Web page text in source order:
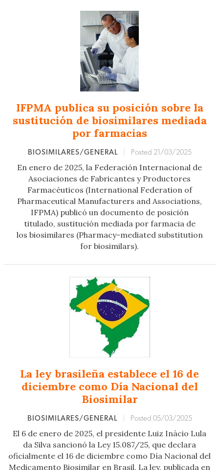
IFPMA publica su posición sobre la
sustitución de biosimilares mediada
por farmacias
BIOSIMILARES/GENERAL Posted 21/03/2025
En enero de 2025, la Federación Internacional de
Asociaciones de Fabricantes y Productores
Farmacéuticos (International Federation of
Pharmaceutical Manufacturers and Associations,
IFPMA) publicó un documento de posición
titulado, sustitución mediada por farmacia de
los biosimilares (Pharmacy-mediated substitution
for biosimilars).
La ley brasileña establece el 16 de
diciembre como Día Nacional del
Biosimilar
BIOSIMILARES/GENERAL Posted 05/03/2025
El 6 de enero de 2025, el presidente Luiz Inácio Lula
da Silva sancionó la Ley 15.087/25, que declara
oficialmente el 16 de diciembre como Día Nacional del
Medicamento Biosimilar en Brasil. La ley, publicada en